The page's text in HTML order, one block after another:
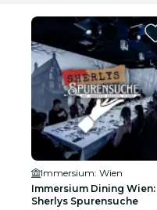
Immersium: Wien
Immersium Dining Wien:
Sherlys Spurensuche